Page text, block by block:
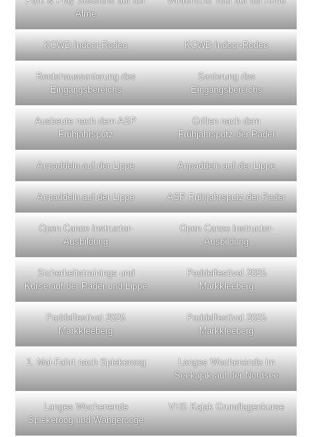
Alme
KCWD Indoor-Rodeo KCWD Indoor-Rodeo
Bootshaussanierung des
Eingangsbereichs
Sanierung des
Eingangsbereichs
Ausbeute nach dem ASP
Frühjahrsputz
Grillen nach dem
Frühjahrsputz der Pader
Anpaddeln auf der Lippe Anpaddeln auf der Lippe
Anpaddeln auf der Lippe ASP Frühjahrsputz der Pader
Open Canoe Instructor-
Ausbildung
Open Canoe Instructor-
Ausbildung
Sicherheitstrainings und
Kurse auf der Pader und Lippe
Paddelfestival 2025
Markkleeberg
Paddelfestival 2025
Markkleeberg
Paddelfestival 2025
Markkleeberg
1. Mai-Fahrt nach Spiekeroog
Langes Wochenende im
Seekajak auf der Nordsee
Langes Wochenende
Spiekeroog und Wangerooge
VHS Kajak Grundlagenkurse